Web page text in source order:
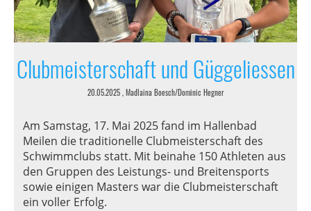
Clubmeisterschaft und Güggeliessen
20.05.2025, Madlaina Boesch/Dominic Hegner
Am Samstag, 17. Mai 2025 fand im Hallenbad
Meilen die traditionelle Clubmeisterschaft des
Schwimmclubs statt. Mit beinahe 150 Athleten aus
den Gruppen des Leistungs- und Breitensports
sowie einigen Masters war die Clubmeisterschaft
ein voller Erfolg.